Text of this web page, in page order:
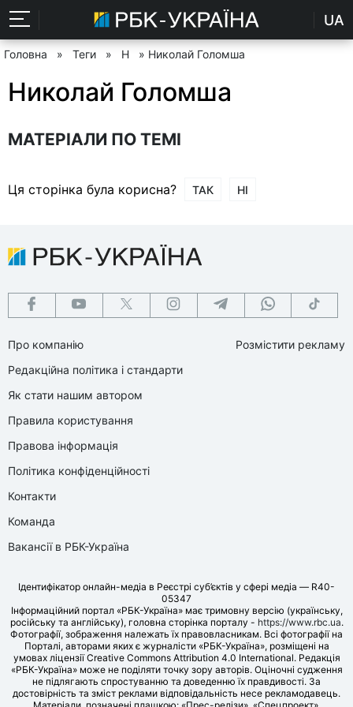
UA
Головна » Теги » Н » Николай Голомша
Николай Голомша
МАТЕРІАЛИ ПО ТЕМІ
Ця сторінка була корисна? ТАК НІ
Про компанію
Редакційна політика і стандарти
Як стати нашим автором
Правила користування
Правова інформація
Політика конфіденційності
Контакти
Команда
Вакансії в РБК-Україна
Розмістити рекламу
Ідентифікатор онлайн-медіа в Реєстрі суб’єктів у сфері медіа — R40-
05347
Інформаційний портал «РБК-Україна» має тримовну версію (українську,
російську та англійську), головна сторінка порталу - https://www.rbc.ua.
Фотографії, зображення належать їх правовласникам. Всі фотографії на
Порталі, авторами яких є журналісти «РБК-Україна», розміщені на
умовах ліцензії Creative Commons Attribution 4.0 International. Редакція
«РБК-Україна» може не поділяти точку зору авторів. Оціночні судження
не підлягають спростуванню та доведенню їх правдивості. За
достовірність та зміст реклами відповідальність несе рекламодавець.